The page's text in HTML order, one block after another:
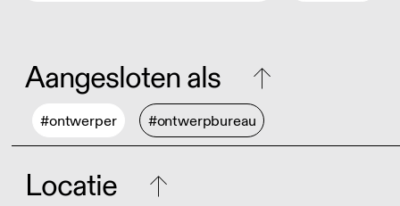
Aangesloten als
#ontwerper #ontwerpbureau
Locatie